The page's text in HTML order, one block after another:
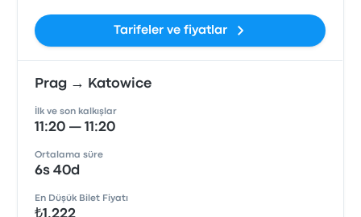
Tarifeler ve fiyatlar
Prag → Katowice
İlk ve son kalkışlar
11:20 — 11:20
Ortalama süre
6s 40d
En Düşük Bilet Fiyatı
₺1.222